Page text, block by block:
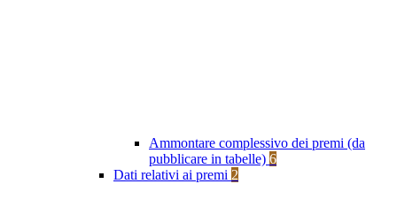
Ammontare complessivo dei premi (da
pubblicare in tabelle) 6
Dati relativi ai premi 2